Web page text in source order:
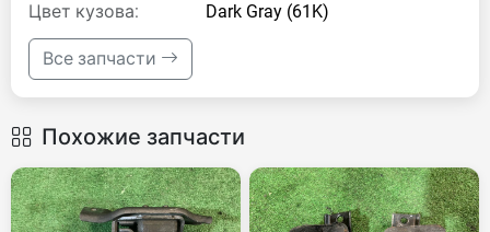
Цвет кузова:
Dark Gray (61K)
Все запчасти
Похожие запчасти